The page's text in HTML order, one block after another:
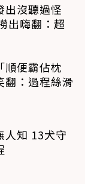
出沒聽過怪
出嗨翻：超
順便霸佔枕
翻：過程絲滑
人知 13犬守